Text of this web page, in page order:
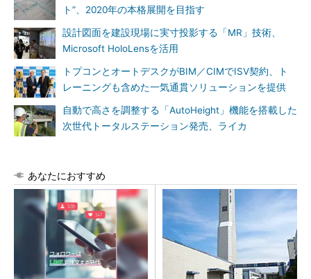
ト”、2020年の本格展開を目指す
設計図面を建設現場に実寸投影する「MR」技術、
Microsoft HoloLensを活用
トプコンとオートデスクがBIM／CIMでISV契約、ト
レーニングも含めた一気通貫ソリューションを提供
自動で高さを調整する「AutoHeight」機能を搭載した
次世代トータルステーション発売、ライカ
あなたにおすすめ